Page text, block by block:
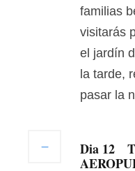
familias
visitarás
el jardín
la tarde,
pasar la
Dia 12